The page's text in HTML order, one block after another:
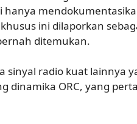
hanya
ini dilaporkan
ditemukan.
sinyal radio kuat lainnya
dinamika ORC, yang